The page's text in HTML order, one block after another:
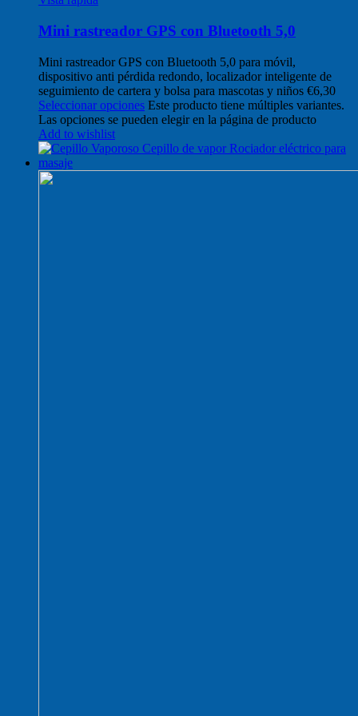
Mini rastreador GPS con Bluetooth 5,0
Mini rastreador GPS con Bluetooth 5,0 para móvil,
dispositivo anti pérdida redondo, localizador inteligente de
seguimiento de cartera y bolsa para mascotas y niños €6,30
Seleccionar opciones Este producto tiene múltiples variantes.
Las opciones se pueden elegir en la página de producto
Add to wishlist